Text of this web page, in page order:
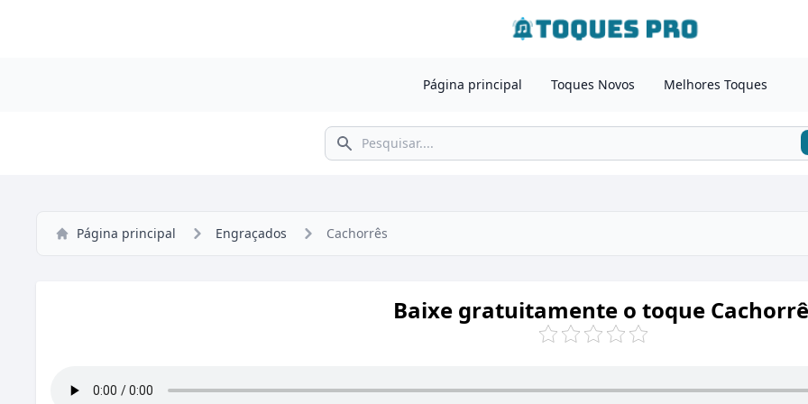
Página principal Toques Novos Melhores Toques
Pesquisar
Página principal Engraçados Cachorrês
Baixe gratuitamente o toque